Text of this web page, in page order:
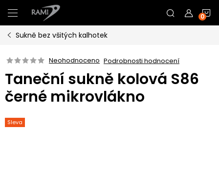
na
obsah
Sukně bez všitých kalhotek
Neohodnoceno Podrobnosti hodnocení
Taneční sukně kolová S86
černé mikrovlákno
Sleva